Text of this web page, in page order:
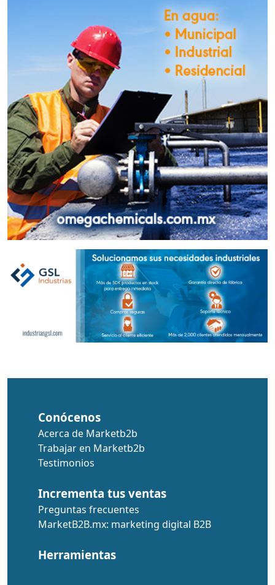
Conócenos
Acerca de Marketb2b
Trabajar en Marketb2b
Testimonios
Incrementa tus ventas
Preguntas frecuentes
MarketB2B.mx: marketing digital B2B
Herramientas